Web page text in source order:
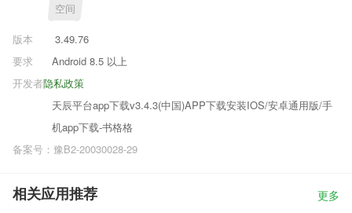
空间
版本
3.49.76
要求
Android 8.5 以上
隐私政策
开发者
天辰平台app下载v3.4.3(中国)APP下载安装IOS/安卓通用版/手
机app下载-书格格
备案号：豫B2-20030028-29
相关应用推荐 更多